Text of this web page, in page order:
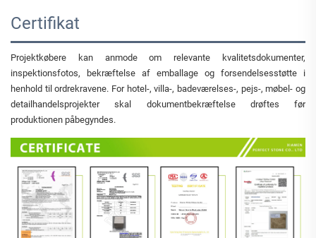
Certifikat
Projektkøbere kan anmode om relevante kvalitetsdokumenter,
inspektionsfotos, bekræftelse af emballage og forsendelsesstøtte i
henhold til ordrekravene. For hotel-, villa-, badeværelses-, pejs-, møbel- og
detailhandelsprojekter skal dokumentbekræftelse drøftes før
produktionen påbegyndes.